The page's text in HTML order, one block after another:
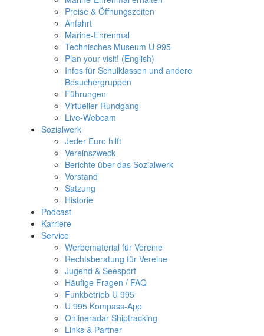
Preise & Öffnungszeiten
Anfahrt
Marine-Ehrenmal
Technisches Museum U 995
Plan your visit! (English)
Infos für Schulklassen und andere
Besuchergruppen
Führungen
Virtueller Rundgang
Live-Webcam
Sozialwerk
Jeder Euro hilft
Vereinszweck
Berichte über das Sozialwerk
Vorstand
Satzung
Historie
Podcast
Karriere
Service
Werbematerial für Vereine
Rechtsberatung für Vereine
Jugend & Seesport
Häufige Fragen / FAQ
Funkbetrieb U 995
U 995 Kompass-App
Onlineradar Shiptracking
Links & Partner